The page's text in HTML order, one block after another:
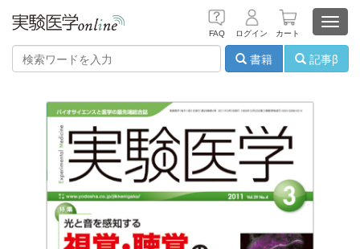
FAQ ログイン カート
書籍
記事β